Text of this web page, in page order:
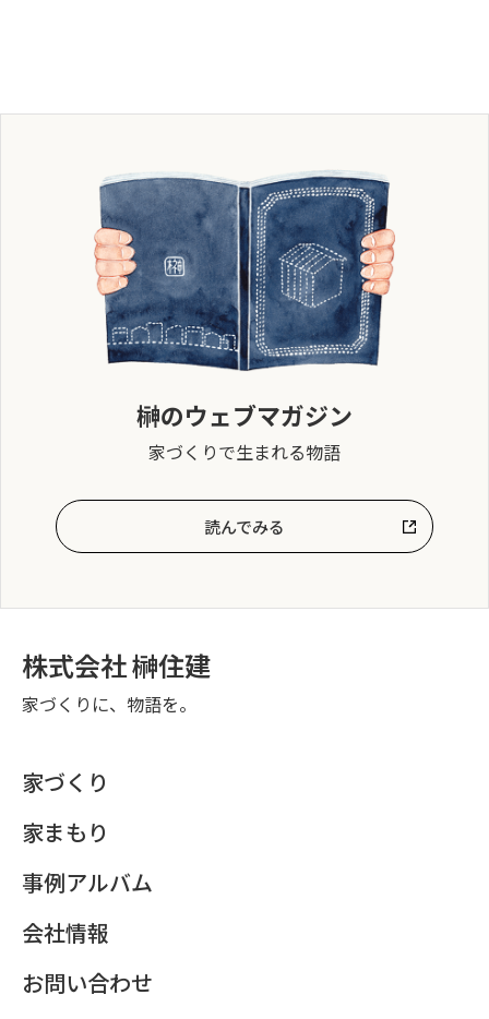
榊のウェブマガジン
家づくりで生まれる物語
読んでみる
株式会社 榊住建
家づくりに、物語を。
家づくり
家まもり
事例アルバム
会社情報
お問い合わせ